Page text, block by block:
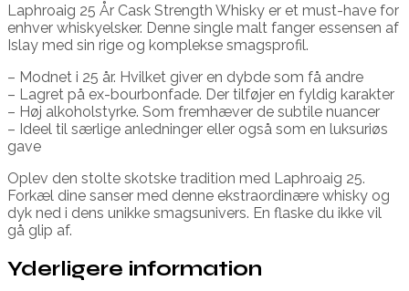
Laphroaig 25 År Cask Strength Whisky er et must-have for
enhver whiskyelsker. Denne single malt fanger essensen af
Islay med sin rige og komplekse smagsprofil.
– Modnet i 25 år. Hvilket giver en dybde som få andre
– Lagret på ex-bourbonfade. Der tilføjer en fyldig karakter
– Høj alkoholstyrke. Som fremhæver de subtile nuancer
– Ideel til særlige anledninger eller også som en luksuriøs
gave
Oplev den stolte skotske tradition med Laphroaig 25.
Forkæl dine sanser med denne ekstraordinære whisky og
dyk ned i dens unikke smagsunivers. En flaske du ikke vil
gå glip af.
Yderligere information